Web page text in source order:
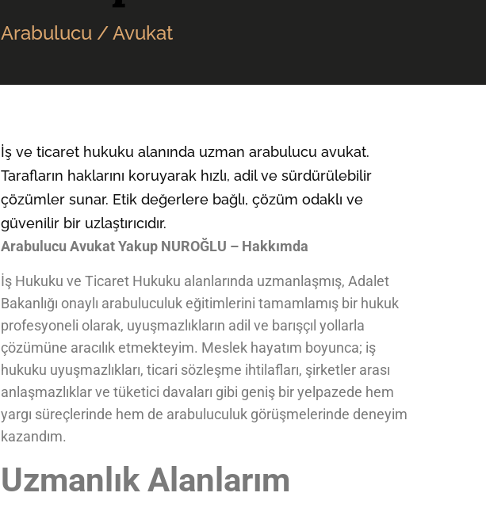
Arabulucu / Avukat
İş ve ticaret hukuku alanında uzman arabulucu avukat.
Tarafların haklarını koruyarak hızlı, adil ve sürdürülebilir
çözümler sunar. Etik değerlere bağlı, çözüm odaklı ve
güvenilir bir uzlaştırıcıdır.
Arabulucu Avukat Yakup NUROĞLU – Hakkımda
İş Hukuku ve Ticaret Hukuku alanlarında uzmanlaşmış, Adalet
Bakanlığı onaylı arabuluculuk eğitimlerini tamamlamış bir hukuk
profesyoneli olarak, uyuşmazlıkların adil ve barışçıl yollarla
çözümüne aracılık etmekteyim. Meslek hayatım boyunca; iş
hukuku uyuşmazlıkları, ticari sözleşme ihtilafları, şirketler arası
anlaşmazlıklar ve tüketici davaları gibi geniş bir yelpazede hem
yargı süreçlerinde hem de arabuluculuk görüşmelerinde deneyim
kazandım.
Uzmanlık Alanlarım